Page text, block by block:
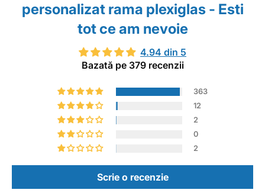
personalizat rama plexiglas - Esti
tot ce am nevoie
4.94 din 5
Bazată pe 379 recenzii
363
12
2
0
2
Scrie o recenzie